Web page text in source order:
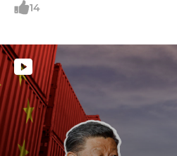
유럽연합은 어디서부터 꼬인 것일까요?
14